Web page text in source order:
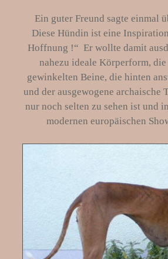
Ein guter Freund sagte einmal
Diese Hündin ist eine
Hoffnung !“ Er wollte damit
nahezu ideale Körperform,
gewinkelten Beine, die hinten
und der ausgewogene archaische
nur noch selten zu sehen ist und
modernen europäischen